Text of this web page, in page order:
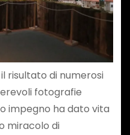
risultato di numerosi
fotografie
impegno ha dato vita
miracolo di